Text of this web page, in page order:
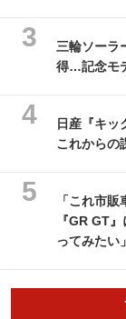
三輪ソーラ
得…記念モ
日産『キ
これからの
「これ市
『GR GT
ってみたい